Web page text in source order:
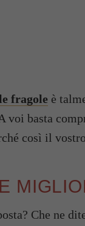
fragole è
voi basta
così il
Che ne